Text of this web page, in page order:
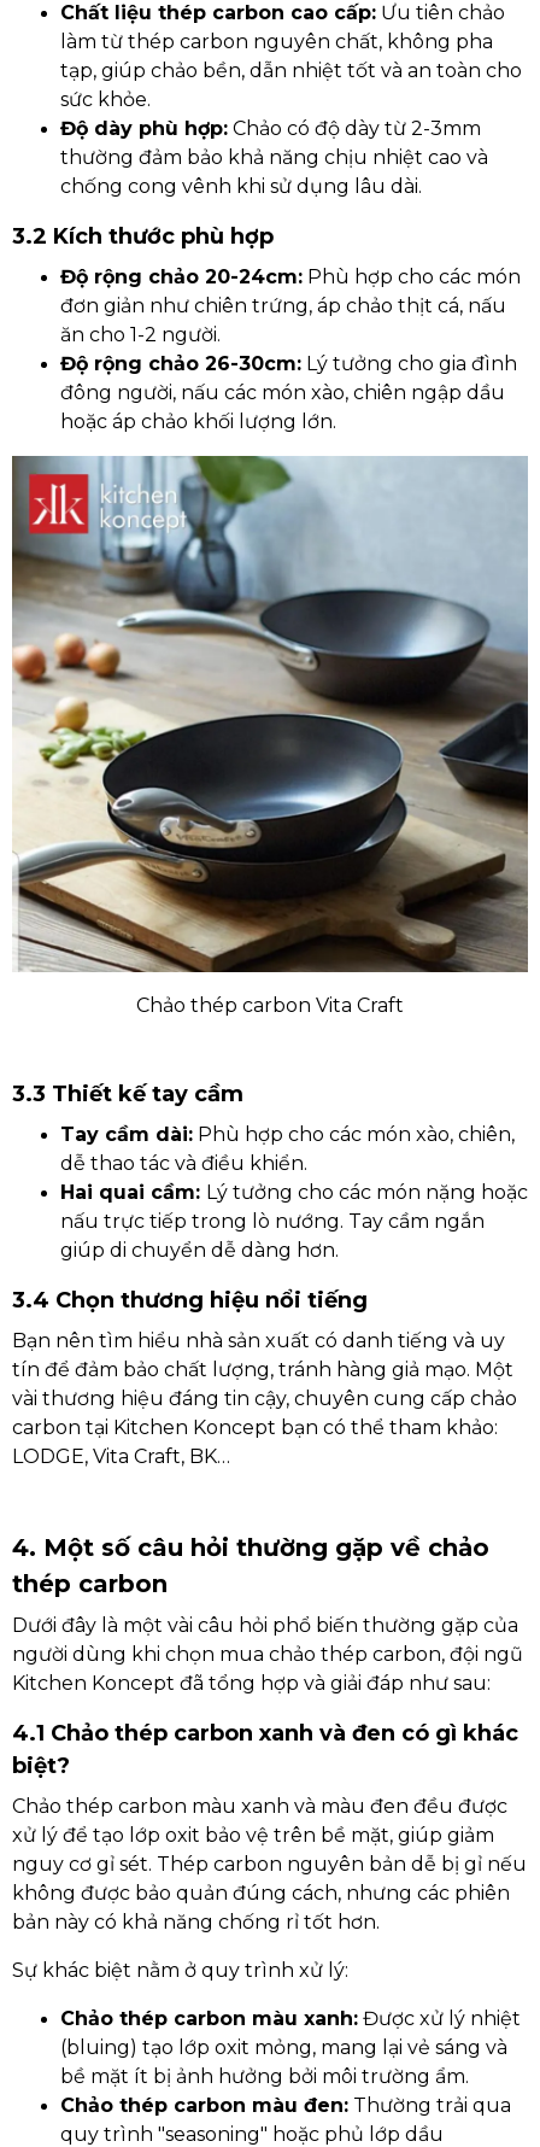
Chất liệu thép carbon cao cấp: Ưu tiên chảo
làm từ thép carbon nguyên chất, không pha
tạp, giúp chảo bền, dẫn nhiệt tốt và an toàn cho
sức khỏe.
Độ dày phù hợp: Chảo có độ dày từ 2-3mm
thường đảm bảo khả năng chịu nhiệt cao và
chống cong vênh khi sử dụng lâu dài.
3.2 Kích thước phù hợp
Độ rộng chảo 20-24cm: Phù hợp cho các món
đơn giản như chiên trứng, áp chảo thịt cá, nấu
ăn cho 1-2 người.
Độ rộng chảo 26-30cm: Lý tưởng cho gia đình
đông người, nấu các món xào, chiên ngập dầu
hoặc áp chảo khối lượng lớn.
Chảo thép carbon Vita Craft
3.3 Thiết kế tay cầm
Tay cầm dài: Phù hợp cho các món xào, chiên,
dễ thao tác và điều khiển.
Hai quai cầm: Lý tưởng cho các món nặng hoặc
nấu trực tiếp trong lò nướng. Tay cầm ngắn
giúp di chuyển dễ dàng hơn.
3.4 Chọn thương hiệu nổi tiếng
Bạn nên tìm hiểu nhà sản xuất có danh tiếng và uy
tín để đảm bảo chất lượng, tránh hàng giả mạo. Một
vài thương hiệu đáng tin cậy, chuyên cung cấp chảo
carbon tại Kitchen Koncept bạn có thể tham khảo:
LODGE, Vita Craft, BK…
4. Một số câu hỏi thường gặp về chảo
thép carbon
Dưới đây là một vài câu hỏi phổ biến thường gặp của
người dùng khi chọn mua chảo thép carbon, đội ngũ
Kitchen Koncept đã tổng hợp và giải đáp như sau:
4.1 Chảo thép carbon xanh và đen có gì khác
biệt?
Chảo thép carbon màu xanh và màu đen đều được
xử lý để tạo lớp oxit bảo vệ trên bề mặt, giúp giảm
nguy cơ gỉ sét. Thép carbon nguyên bản dễ bị gỉ nếu
không được bảo quản đúng cách, nhưng các phiên
bản này có khả năng chống rỉ tốt hơn.
Sự khác biệt nằm ở quy trình xử lý:
Chảo thép carbon màu xanh: Được xử lý nhiệt
(bluing) tạo lớp oxit mỏng, mang lại vẻ sáng và
bề mặt ít bị ảnh hưởng bởi môi trường ẩm.
Chảo thép carbon màu đen: Thường trải qua
quy trình "seasoning" hoặc phủ lớp dầu